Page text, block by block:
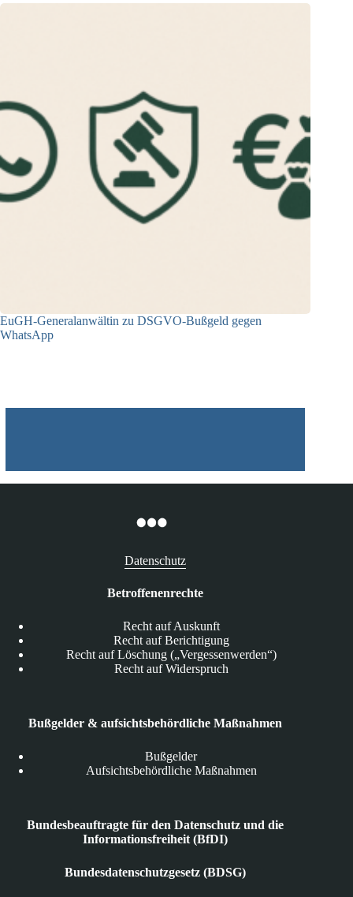
EuGH-Generalanwältin zu DSGVO-Bußgeld gegen
WhatsApp
Datenschutz
Betroffenenrechte
Recht auf Auskunft
Recht auf Berichtigung
Recht auf Löschung („Vergessenwerden“)
Recht auf Widerspruch
Bußgelder & aufsichtsbehördliche Maßnahmen
Bußgelder
Aufsichtsbehördliche Maßnahmen
Bundesbeauftragte für den Datenschutz und die
Informationsfreiheit (BfDI)
Bundesdatenschutzgesetz (BDSG)